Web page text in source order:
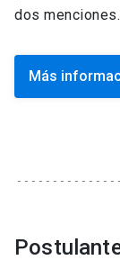
dos menciones.
Más